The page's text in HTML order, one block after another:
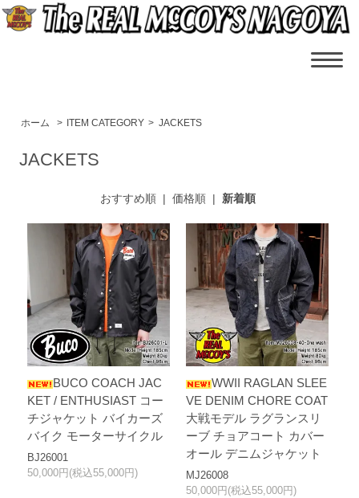
ホーム > ITEM CATEGORY > JACKETS
JACKETS
おすすめ順| 価格順| 新着順
BUCO COACH JAC
KET / ENTHUSIAST コー
チジャケット バイカーズ
バイク モーターサイクル
BJ26001
50,000円(税込55,000円)
WWII RAGLAN SLEE
VE DENIM CHORE COAT
大戦モデル ラグランスリ
ーブ チョアコート カバー
オール デニムジャケット
MJ26008
50,000円(税込55,000円)